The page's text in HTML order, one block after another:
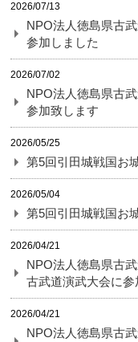
2026/07/13
NPO法人徳島県古
参加しました
2026/07/02
NPO法人徳島県古
参加致します
2026/05/25
第5回引田城戦国お
2026/05/04
第5回引田城戦国お
2026/04/21
NPO法人徳島県古
古武道演武大会に参
2026/04/21
NPO法人徳島県古